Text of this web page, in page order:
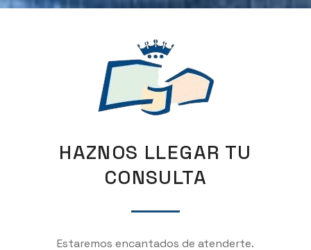
HAZNOS LLEGAR TU
CONSULTA
Estaremos encantados de atenderte.